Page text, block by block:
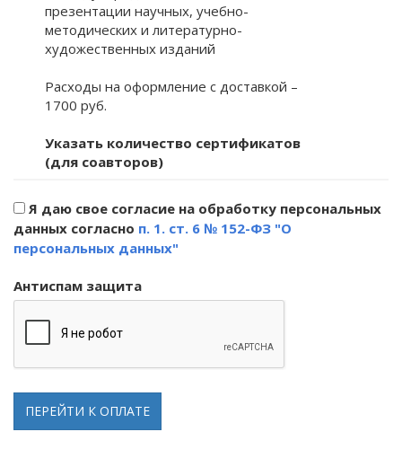
презентации научных, учебно-
методических и литературно-
художественных изданий
Расходы на оформление с доставкой –
1700 руб.
Указать количество сертификатов
(для соавторов)
Я даю свое согласие на обработку персональных
данных согласно п. 1. ст. 6 № 152-ФЗ "О
персональных данных"
Антиспам защита
ПЕРЕЙТИ К ОПЛАТЕ